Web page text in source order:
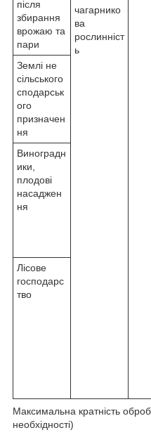
чагарнико
ва
рослинніст
ь
після
збирання
врожаю та
пари
Землі не
сільського
сподарськ
ого
призначен
ня
Виноградн
ики,
плодові
насаджен
ня
Лісове
господарс
тво
Максимальна кратність
необхідності)